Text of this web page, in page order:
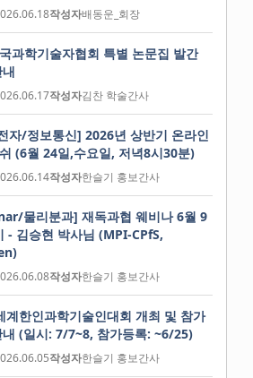
작성자배동운_회장
과학기술자협회 특별 논문집 발간
작성자김찬 학술간사
자/정보통신] 2026년 상반기 온라인
(6월 24일,수요일, 저녁8시30분)
작성자한슬기 홍보간사
물리분과] 재독과협 웨비나 6월 9
- 김승현 박사님 (MPI-CPfS,
작성자한슬기 홍보간사
계한인과학기술인대회 개최 및 참가
내 (일시: 7/7~8, 참가등록: ~6/25)
작성자한슬기 홍보간사